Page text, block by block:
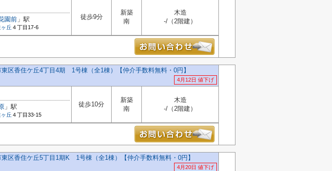
園前 」駅
丘 ４丁目17-6
徒歩9分
新築
南
木造
-/（2階建）
東区香住ケ丘4丁目4期 1号棟（全1棟）【仲介手数料無料・0円】
4月12日 値下げ
」駅
丘 ４丁目33-15
徒歩10分
新築
南
木造
-/（2階建）
東区香住ケ丘5丁目1期K 1号棟（全1棟）【仲介手数料無料・0円】
4月20日 値下げ